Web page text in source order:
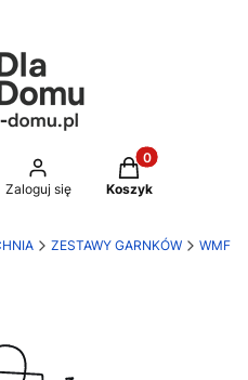
Zaloguj się
Produkty w
Koszyk
ZESTAWY GARNKÓW WMF